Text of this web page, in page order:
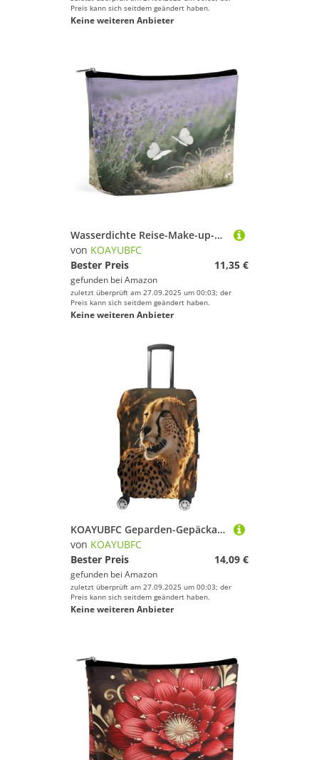
Preis kann sich seitdem geändert haben.
Keine weiteren Anbieter
Wasserdichte Reise-Make-up-Tasche, Organizer, PU-Leder, weißer Schmetterling, Kosmetiktasche, kleiner Kulturbeutel, niedlich, tragbare Reißverschlusstasche für Damen und Herren, Reisezubehör
von KOAYUBFC
Bester Preis
11,35 €
gefunden bei Amazon
zuletzt überprüft am 27.09.2025 um 00:03; der
Preis kann sich seitdem geändert haben.
Keine weiteren Anbieter
KOAYUBFC Geparden-Gepäckabdeckung, TSA-geprüft, Kofferabdeckungen für Gepäck, elastisch, waschbar, Anzughüllen, kratzfest, Reisegepäckhülle, Koffer-Schutz, passend für, Gepard, S, Kofferhülle
von KOAYUBFC
Bester Preis
14,09 €
gefunden bei Amazon
zuletzt überprüft am 27.09.2025 um 00:03; der
Preis kann sich seitdem geändert haben.
Keine weiteren Anbieter